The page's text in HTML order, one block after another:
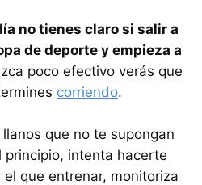
no tienes claro si salir a
de deporte y empieza a
poco efectivo verás que
corriendo.
que no te supongan
intenta hacerte
que entrenar, monitoriza